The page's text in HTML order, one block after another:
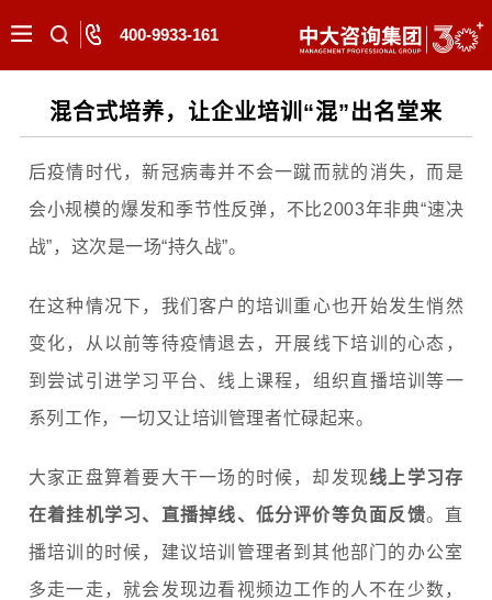
400-9933-161
混合式培养，让企业培训“混”出名堂来
后疫情时代，新冠病毒并不会一蹴而就的消失，而是
会小规模的爆发和季节性反弹，不比2003年非典“速决
战”，这次是一场“持久战”。
在这种情况下，我们客户的培训重心也开始发生悄然
变化，从以前等待疫情退去，开展线下培训的心态，
到尝试引进学习平台、线上课程，组织直播培训等一
系列工作，一切又让培训管理者忙碌起来。
大家正盘算着要大干一场的时候，却发现线上学习存
在着挂机学习、直播掉线、低分评价等负面反馈。 直
播培训的时候，建议培训管理者到其他部门的办公室
多走一走，就会发现边看视频边工作的人不在少数，